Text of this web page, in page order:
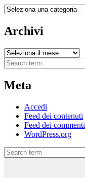
Categorie
Archivi
Archivi
Meta
Accedi
Feed dei contenuti
Feed dei commenti
WordPress.org